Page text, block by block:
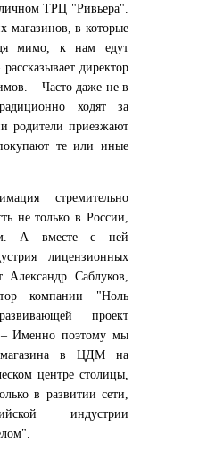
ТРЦ "Ривьера".
магазинов, в которые
мимо, к нам едут
директор
– Часто даже не в
ходят за
родители приезжают
те или иные
стремительно
не только в России,
А вместе с ней
лицензионных
Саблуков,
компании "Ноль
проект
Именно поэтому мы
магазина в ЦДМ на
центре столицы,
в развитии сети,
индустрии